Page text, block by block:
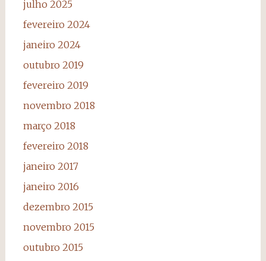
julho 2025
fevereiro 2024
janeiro 2024
outubro 2019
fevereiro 2019
novembro 2018
março 2018
fevereiro 2018
janeiro 2017
janeiro 2016
dezembro 2015
novembro 2015
outubro 2015